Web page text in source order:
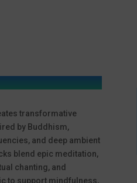
transformative
by Buddhism,
and deep ambient
blend epic meditation,
chanting, and
to support mindfulness,